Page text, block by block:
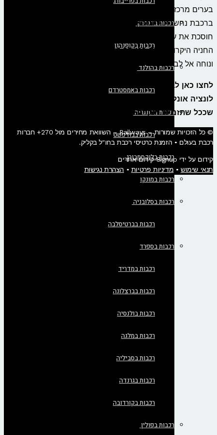
רכבות בדנמרק
רכבות בקופנהגן
רכבות בהולנד
רכבות באמסטרדם
רכבות בהונגריה
רכבות בבודפשט
רכבות בלוקסמבורג
רכבות במונקו
רכבות בסלובניה
רכבות בברטיסלבה
רכבות בספרד
רכבות במדריד
רכבות בברצלונה
רכבות בולנסיה
רכבות במלגה
רכבות בסביליה
רכבות בגרנדה
רכבות בקורדובה
רכבות בפולין
בערים מרכזיות כמו מילאנו, ברשיה, ורונה ופדובה. הנסיעה
ברכבת נחשבת לחלופה המועדפת על פני רכב פרטי, שכן היא
החניה היקרות מאוד בכניסה לוונציה, ומאפשרת הגעה ישירה
ונוחה אל לב העיר.
לחצו כאן לבדיקת זמינות ורכישת כרטיסים לרכבת מטורינו
לונציה אונליין – מומלץ להזמין את הכרטיסים מראש משום
שככל שתזמינו מוקדם יותר, כך המחיר יהיה נמוך יותר!
© כל הזכויות שמורות – Railways – השוואת מחירים מול 270+ חברות
רכבת בעולם • הזמנת כרטיסי רכבת בחו"ל בקליק​.
קידום על ידי Signup קידום אתרים
תנאי שימוש • מדיניות פרטיות • הצהרת נגישות